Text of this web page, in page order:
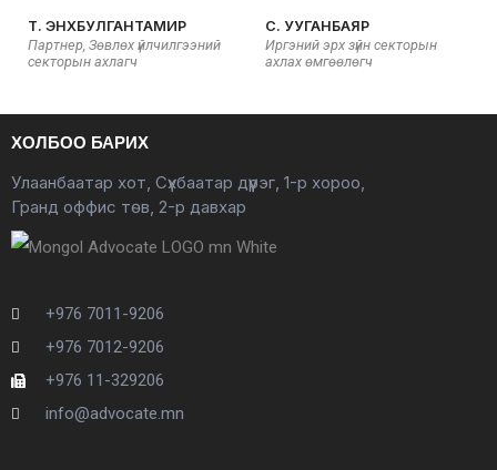
Т. ЭНХБУЛГАНТАМИР
Партнер, Зөвлөх үйлчилгээний
секторын ахлагч
С. УУГАНБАЯР
Иргэний эрх зүйн секторын
ахлах өмгөөлөгч
ХОЛБОО БАРИХ
Улаанбаатар хот, Сүхбаатар дүүрэг, 1-р хороо,
Гранд оффис төв, 2-р давхар
+976 7011-9206
+976 7012-9206
+976 11-329206
info@advocate.mn